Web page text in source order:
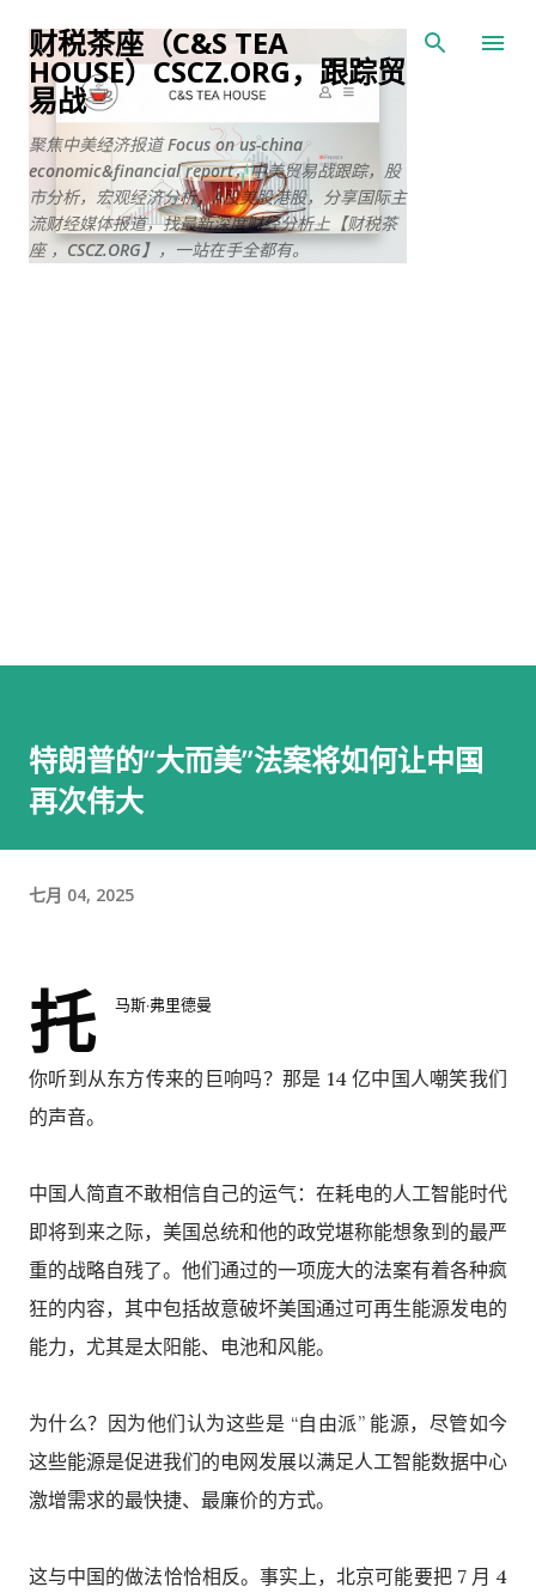
跳至主要内容
财税茶座（C&S TEA
HOUSE）CSCZ.ORG，跟踪贸
易战
聚焦中美经济报道 Focus on us-china
economic&financial report，中美贸易战跟踪，股
市分析，宏观经济分析，A股美股港股，分享国际主
流财经媒体报道，找最新深度财经分析上【财税茶
座 ，CSCZ.ORG】，一站在手全都有。
特朗普的“大而美”法案将如何让中国
再次伟大
七月 04, 2025
托 马斯·弗里德曼
你听到从东方传来的巨响吗？那是 14 亿中国人嘲笑我们
的声音。
中国人简直不敢相信自己的运气：在耗电的人工智能时代
即将到来之际，美国总统和他的政党堪称能想象到的最严
重的战略自残了。他们通过的一项庞大的法案有着各种疯
狂的内容，其中包括故意破坏美国通过可再生能源发电的
能力，尤其是太阳能、电池和风能。
为什么？因为他们认为这些是 “自由派” 能源，尽管如今
这些能源是促进我们的电网发展以满足人工智能数据中心
激增需求的最快捷、最廉价的方式。
这与中国的做法恰恰相反。事实上，北京可能要把 7 月 4